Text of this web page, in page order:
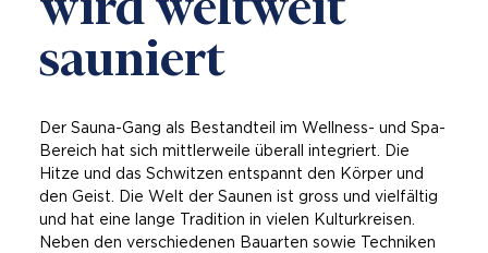
sauniert
Der Sauna-Gang als Bestandteil im Wellness- und Spa-
Bereich hat sich mittlerweile überall integriert. Die
Hitze und das Schwitzen entspannt den Körper und
den Geist. Die Welt der Saunen ist gross und vielfältig
und hat eine lange Tradition in vielen Kulturkreisen.
Neben den verschiedenen Bauarten sowie Techniken